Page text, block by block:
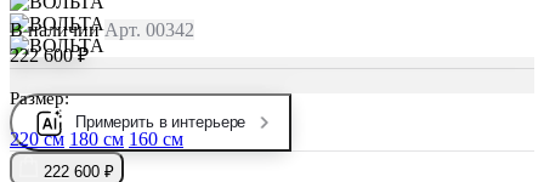
Примерить в интерьере
В наличии Арт. 00342
222 600 ₽
Размер:
220 см 180 см 160 см
222 600 ₽